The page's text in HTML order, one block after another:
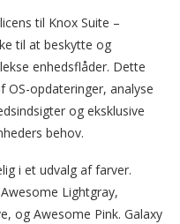
til Knox Suite –
til at beskytte og
enhedsflåder. Dette
opdateringer, analyse
og eksklusive
behov.
i et udvalg af farver.
Lightgray,
og Awesome Pink. Galaxy